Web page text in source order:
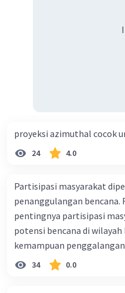
proyeksi azimuthal cocok
24 4.0
Partisipasi masyarakat
penanggulangan
pentingnya partisipasi
potensi bencana di
kemampuan
makin tinggi c.
kepada masyarakat masih
34 0.0